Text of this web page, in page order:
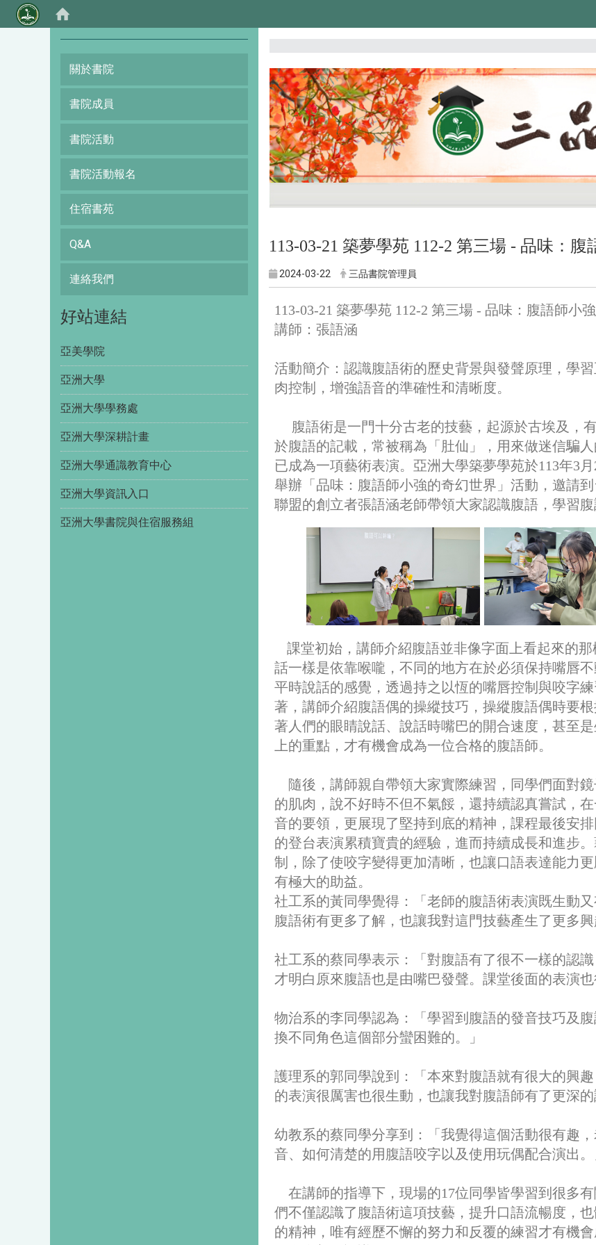
關於書院
書院成員
書院活動
書院活動報名
住宿書苑
Q&A
連絡我們
好站連結
亞美學院
亞洲大學
亞洲大學學務處
亞洲大學深耕計畫
亞洲大學通識教育中心
亞洲大學資訊入口
亞洲大學書院與住宿服務組
113-03-21 築夢學苑 112-2 第三場 - 品味：
2024-03-22 三品書院管理員
113-03-21 築夢學苑 112-2 第三場 - 品味：腹語師小
講師：張語涵
活動簡介： 認識腹語術的歷史背景與發聲原理，學
肉控制，增強語音的準確性和清晰度。
腹語術是一門十分古老的技藝，起源於古埃及，
於腹語的記載，常被稱為「肚仙」，用來做迷信騙
已成為一項藝術表演。亞洲大學築夢學苑於113年3
舉辦「品味：腹語師小強的奇幻世界」活動，邀請
聯盟的創立者張語涵老師帶領大家認識腹語，學習腹
課堂初始，講師介紹腹語並非像字面上看起來的
話一樣是依靠喉嚨，不同的地方在於必須保持嘴唇
平時說話的感覺，透過持之以恆的嘴唇控制與咬字
著，講師介紹腹語偶的操縱技巧，操縱腹語偶時要
著人們的眼睛說話、說話時嘴巴的開合速度，甚至
上的重點，才有機會成為一位合格的腹語師。
隨後，講師親自帶領大家實際練習，同學們面對
的肌肉，說不好時不但不氣餒，還持續認真嘗試，
音的要領，更展現了堅持到底的精神，課程最後安
的登台表演累積寶貴的經驗，進而持續成長和進步
制，除了使咬字變得更加清晰，也讓口語表達能力
有極大的助益。
社工系的黃同學覺得：「老師的腹語術表演既生動
腹語術有更多了解，也讓我對這門技藝產生了更多興
社工系的蔡同學表示：「對腹語有了很不一樣的認
才明白原來腹語也是由嘴巴發聲。課堂後面的表演
物治系的李同學認為：「學習到腹語的發音技巧及
換不同角色這個部分蠻困難的。」
護理系的郭同學說到：「本來對腹語就有很大的興
的表演很厲害也很生動，也讓我對腹語師有了更深的
幼教系的蔡同學分享到：「我覺得這個活動很有趣
音、如何清楚的用腹語咬字以及使用玩偶配合演出。
在講師的指導下，現場的17位同學皆學習到很多
們不僅認識了腹語術這項技藝，提升口語流暢度，
的精神，唯有經歷不懈的努力和反覆的練習才有機